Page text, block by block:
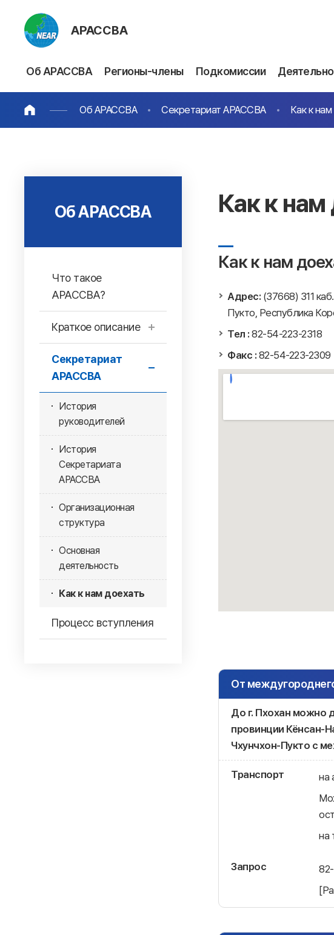
АРАССВА
Об АРАССВА Регионы-члены Подкомиссии
Об АРАССВА Секретариат АРАССВА Как к
Об АРАССВА
Что такое
АРАССВА?
Краткое описание
Секретариат
АРАССВА
История
руководителей
История
Секретариата
АРАССВА
Организационная
структура
Основная
деятельность
Как к нам доехать
Процесс вступления
Как к нам
Как к нам
Адрес: (37668) 311
Пукто, Республика
Тел : 82-54-223-2318
Факс : 82-54-223-2309
От
До г. Пхохан можно
провинции Кёнсан-
Чхунчхон-Пукто с
Транспорт
на
на
Запрос